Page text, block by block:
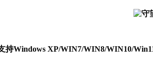
持Windows XP/WIN7/WIN8/WIN10/